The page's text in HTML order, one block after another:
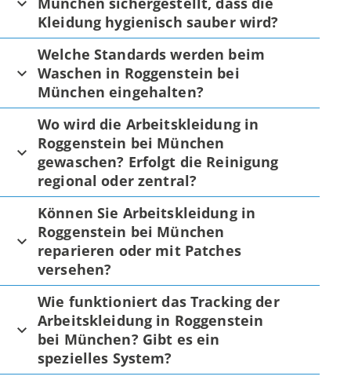
Kleidung hygienisch sauber wird?
Welche Standards werden beim
Waschen in Roggenstein bei
München eingehalten?
Wo wird die Arbeitskleidung in
Roggenstein bei München
gewaschen? Erfolgt die Reinigung
regional oder zentral?
Können Sie Arbeitskleidung in
Roggenstein bei München
reparieren oder mit Patches
versehen?
Wie funktioniert das Tracking der
Arbeitskleidung in Roggenstein
bei München? Gibt es ein
spezielles System?